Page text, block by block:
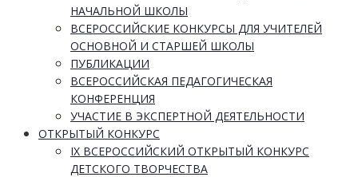
НАЧАЛЬНОЙ ШКОЛЫ
ВСЕРОССИЙСКИЕ КОНКУРСЫ ДЛЯ УЧИТЕЛЕЙ
ОСНОВНОЙ И СТАРШЕЙ ШКОЛЫ
ПУБЛИКАЦИИ
ВСЕРОССИЙСКАЯ ПЕДАГОГИЧЕСКАЯ
КОНФЕРЕНЦИЯ
УЧАСТИЕ В ЭКСПЕРТНОЙ ДЕЯТЕЛЬНОСТИ
ОТКРЫТЫЙ КОНКУРС
IX ВСЕРОССИЙСКИЙ ОТКРЫТЫЙ КОНКУРС
ДЕТСКОГО ТВОРЧЕСТВА